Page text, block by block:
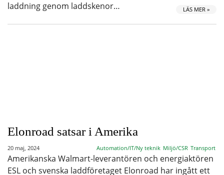
laddning genom laddskenor…
LÄS MER »
Elonroad satsar i Amerika
20 maj, 2024 Automation/IT/Ny teknik Miljö/CSR Transport
Amerikanska Walmart-leverantören och energiaktören
ESL och svenska laddföretaget Elonroad har ingått ett